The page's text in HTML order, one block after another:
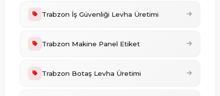
Trabzon İş Güvenliği Levha Üretimi
Trabzon Makine Panel Etiket
Trabzon Botaş Levha Üretimi